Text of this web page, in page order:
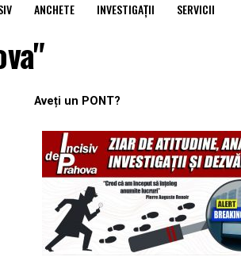
ANCHETE INVESTIGAȚII SERVICII
Aveți un PONT?